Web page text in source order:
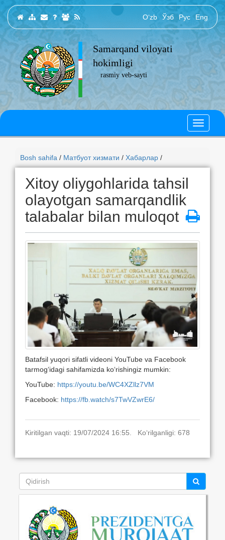
O‘zb Ўзб Рус Eng
Samarqand viloyati
hokimligi
rasmiy veb-sayti
Bosh sahifa / Матбуот хизмати / Хабарлар /
Xitoy oliygohlarida tahsil
olayotgan samarqandlik
talabalar bilan muloqot
Batafsil yuqori sifatli videoni YouTube va Facebook
tarmog‘idagi sahifamizda ko‘rishingiz mumkin:
YouTube: https://youtu.be/WC4XZllz7VM
Facebook: https://fb.watch/s7TwVZwrE6/
Kiritilgan vaqti: 19/07/2024 16:55. Ko‘rilganligi: 678